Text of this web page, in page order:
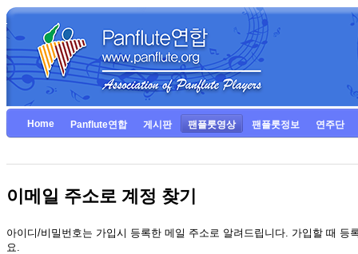
Home Panflute연합 게시판 팬플룻영상 팬플룻정보 연주단
이메일 주소로 계정 찾기
아이디/비밀번호는 가입시 등록한 메일 주소로 알려드립니다. 가입할 때
요.